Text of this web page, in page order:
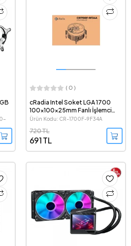
( 0 )
cRadia Intel Soket LGA 1700
100x100x25mm Fanlı İşlemci
Soğutucu
Ürün Kodu: CR-1700F-9F34A
691 TL
720 TL